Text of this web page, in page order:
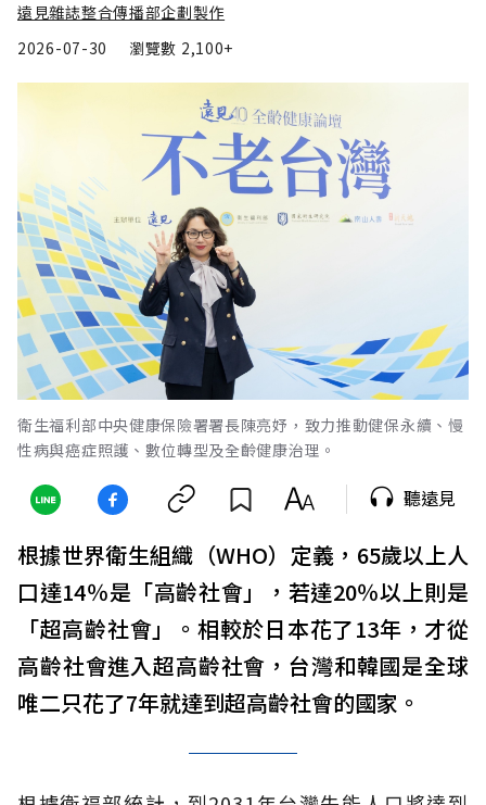
遠見雜誌整合傳播部企劃製作
2026-07-30
瀏覽數 2,100+
衛生福利部中央健康保險署署長陳亮妤，致力推動健保永續、慢
性病與癌症照護、數位轉型及全齡健康治理。
聽遠見
根據世界衛生組織（WHO）定義，65歲以上人
口達14％是「高齡社會」，若達20％以上則是
「超高齡社會」。相較於日本花了13年，才從
高齡社會進入超高齡社會，台灣和韓國是全球
唯二只花了7年就達到超高齡社會的國家。